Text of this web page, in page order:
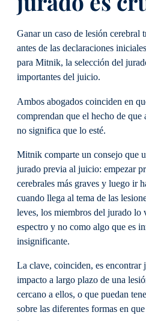
Ganar un caso de lesión cerebral
antes de las declaraciones
para Mitnik, la selección del
importantes del juicio.
Ambos abogados coinciden en
comprendan que el hecho de que
no significa que lo esté.
Mitnik comparte un consejo que
jurado previa al juicio: empezar
cerebrales más graves y luego ir
cuando llega al tema de las
leves, los miembros del jurado lo
espectro y no como algo que es
insignificante.
La clave, coinciden, es encontrar
impacto a largo plazo de una
cercano a ellos, o que puedan
sobre las diferentes formas en